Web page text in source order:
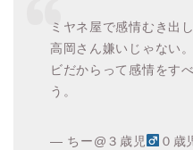
ミヤネ屋で感情むき出
高岡さん嫌いじゃない
ビだからって感情をす
う。
— ちー@３歳児 ０歳